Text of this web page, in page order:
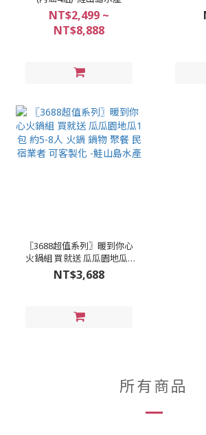
NT$2,499 ~
NT$8,888
〖3688超值系列〗暖到你心
火鍋組 買就送 瓜瓜園地瓜1
宿業者 可客製化 -鮭山島水
NT$3,688
所有商品